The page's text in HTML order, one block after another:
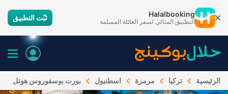
Halalbooking
التطبيق المثالي لسفر العائلة المسلمة ثبّت التطبيق
الرئيسية تركيا مرمرة اسطنبول بورت بوسفوروس هوتل